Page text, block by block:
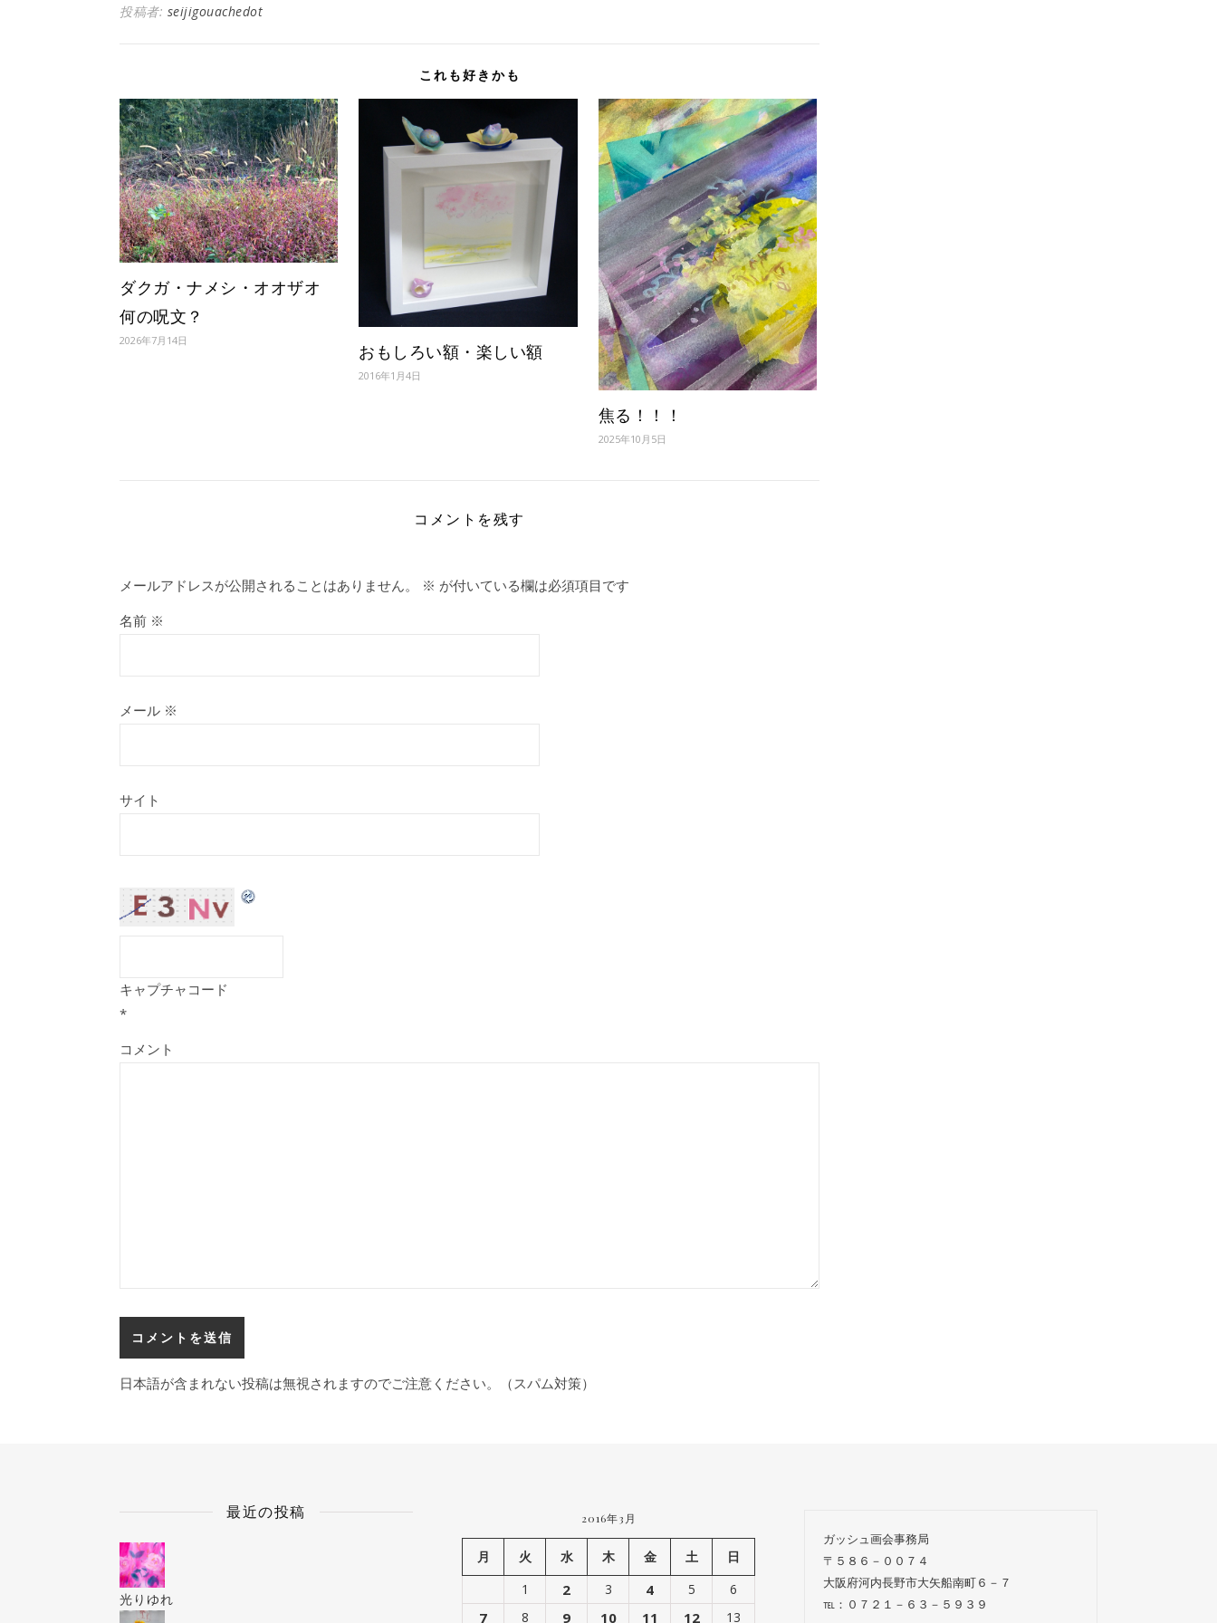
投稿者: seijigouachedot
これも好きかも
ダクガ・ナメシ・オオザオ
何の呪文？
2026年7月14日
おもしろい額・楽しい額
2016年1月4日
焦る！！！
2025年10月5日
コメントを残す
メールアドレスが公開されることはありません。 ※ が付いている欄は必須項目です
名前 ※
メール ※
サイト
キャプチャコード
*
コメント
日本語が含まれない投稿は無視されますのでご注意ください。（スパム対策）
最近の投稿
光りゆれ
2016年3月
月 火 水 木 金 土
日
1
2 3 4 5 6
7 8 9 10 11 12 13
ガッシュ画会事務局
〒５８６－００７４
大阪府河内長野市大矢船南町６－７
℡：０７２１－６３－５９３９